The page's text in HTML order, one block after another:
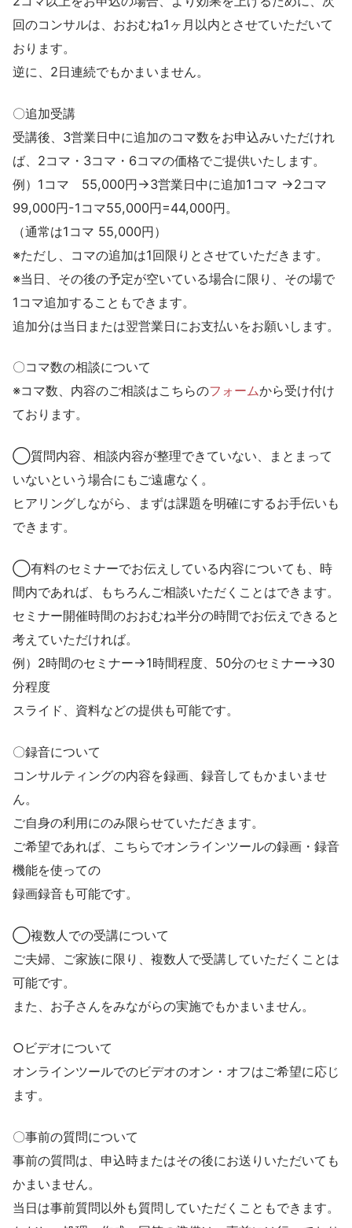
回のコンサルは、おおむね1ヶ月以内とさせていただいて
おります。
逆に、2日連続でもかまいません。
〇追加受講
受講後、3営業日中に追加のコマ数をお申込みいただけれ
ば、2コマ・3コマ・6コマの価格でご提供いたします。
例）1コマ 55,000円→3営業日中に追加1コマ →2コマ
99,000円-1コマ55,000円=44,000円。
（通常は1コマ 55,000円）
※ただし、コマの追加は1回限りとさせていただきます。
※当日、その後の予定が空いている場合に限り、その場で
1コマ追加することもできます。
追加分は当日または翌営業日にお支払いをお願いします。
〇コマ数の相談について
※コマ数、内容のご相談はこちらのフォームから受け付け
ております。
◯質問内容、相談内容が整理できていない、まとまって
いないという場合にもご遠慮なく。
ヒアリングしながら、まずは課題を明確にするお手伝いも
できます。
◯有料のセミナーでお伝えしている内容についても、時
間内であれば、もちろんご相談いただくことはできます。
セミナー開催時間のおおむね半分の時間でお伝えできると
考えていただければ。
例）2時間のセミナー→1時間程度、50分のセミナー→30
分程度
スライド、資料などの提供も可能です。
〇録音について
コンサルティングの内容を録画、録音してもかまいませ
ん。
ご自身の利用にのみ限らせていただきます。
ご希望であれば、こちらでオンラインツールの録画・録音
機能を使っての
録画録音も可能です。
◯複数人での受講について
ご夫婦、ご家族に限り、複数人で受講していただくことは
可能です。
また、お子さんをみながらの実施でもかまいません。
○ビデオについて
オンラインツールでのビデオのオン・オフはご希望に応じ
ます。
〇事前の質問について
事前の質問は、申込時またはその後にお送りいただいても
かまいません。
当日は事前質問以外も質問していただくこともできます。